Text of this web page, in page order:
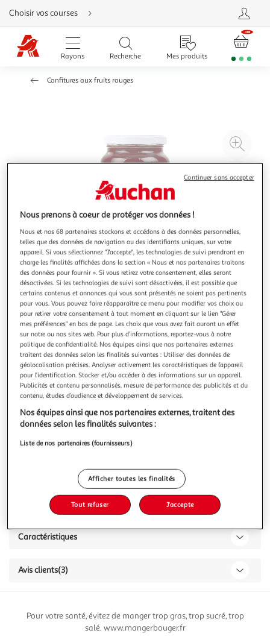
Aller
directement
au
contenu
Aller
directement
Aller
d'aide
Choisir vos courses
Rayons Recherche Mes produits
Confitures aux fruits rouges
à
Illustration
précédente
Illustration
suivante
3.7 (3)
POUCE
Préparation de fraises
Préparation de fraises
En savoir +
450g
Vous voulez connaître le prix de ce produit ?
Afficher le prix
Description
Caractéristiques
Avis clients(3)
Pour votre santé, évitez de manger trop gras, trop sucré, trop
salé. www.mangerbouger.fr
Nous prenons à coeur de protéger vos données !
Nous et nos 68 partenaires stockons et accédons à des données personnelles,
telles que des données de navigation ou des identifiants uniques, sur votre
appareil. Si vous sélectionnez "J'accepte", les technologies de suivi prendront en
charge les finalités affichées dans la section « Nous et nos partenaires traitons
des données pour fournir ». Si vous retirez votre consentement, elles seront
désactivées. Si les technologies de suivi sont désactivées, il est possible que
certains contenus et annonces qui vous sont présentés ne soient pas pertinents
pour vous. Vous pouvez faire réapparaître ce menu pour modifier vos choix ou
pour retirer votre consentement à tout moment en cliquant sur le lien "Gérer
mes préférences" en bas de page. Les choix que vous avez fait auront un effet
sur notre ou nos sites web. Pour plus d’informations, reportez-vous à notre
politique de confidentialité. Nos équipes ainsi que nos partenaires externes
traitent des données selon les finalités suivantes : Utiliser des données de
géolocalisation précises. Analyser activement les caractéristiques de l’appareil
pour l’identification. Stocker et/ou accéder à des informations sur un appareil.
Publicités et contenu personnalisés, mesure de performance des publicités et du
contenu, études d’audience et développement de services.
Nos équipes ainsi que nos partenaires externes, traitent des
données selon les finalités suivantes :
Liste de nos partenaires (fournisseurs)
Afficher toutes les finalités
Tout refuser J'accepte
Continuer sans accepter